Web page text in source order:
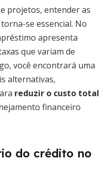
projetos, entender as
se essencial. No
apresenta
que variam de
você encontrará uma
alternativas,
reduzir o custo total
financeiro
do crédito no